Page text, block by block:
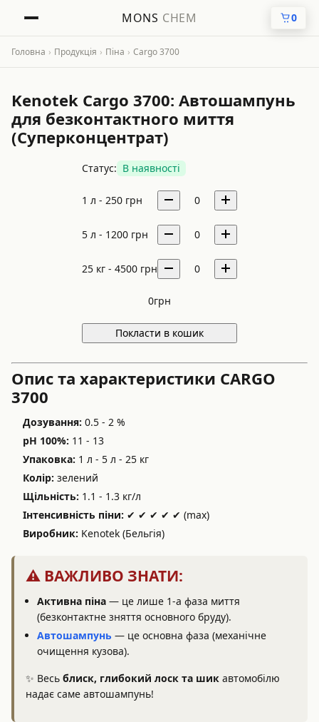
MONS CHEM 0
Головна › Продукція › Піна › Cargo 3700
Kenotek Cargo 3700: Автошампунь
для безконтактного миття
(Суперконцентрат)
Статус: В наявності
1 л - 250 грн 0
5 л - 1200 грн 0
25 кг - 4500 грн 0
0грн
Покласти в кошик
Опис та характеристики CARGO
3700
Дозування: 0.5 - 2 %
pH 100%: 11 - 13
Упаковка: 1 л - 5 л - 25 кг
Колір: зелений
Щільність: 1.1 - 1.3 кг/л
Інтенсивність піни: ✔ ✔ ✔ ✔ ✔ (max)
Виробник: Kenotek (Бельгія)
⚠️ ВАЖЛИВО ЗНАТИ:
Активна піна — це лише 1-а фаза миття
(безконтактне зняття основного бруду).
Автошампунь — це основна фаза (механічне
очищення кузова).
✨ Весь блиск, глибокий лоск та шик автомобілю
надає саме автошампунь!